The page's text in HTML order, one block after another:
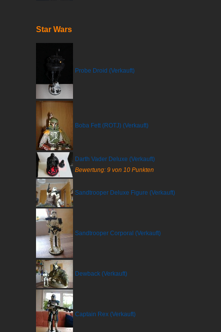
Star Wars
Probe Droid (Verkauft)
Boba Fett (ROTJ) (Verkauft)
Darth Vader Deluxe (Verkauft)
Bewertung: 9 von 10 Punkten
Sandtrooper Deluxe Figure (Verkauft)
Sandtrooper Corporal (Verkauft)
Dewback (Verkauft)
Captain Rex (Verkauft)